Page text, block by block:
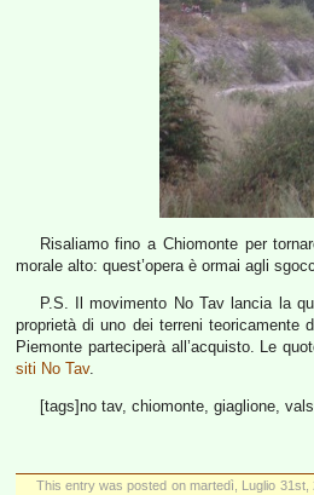
Risaliamo fino a Chiomonte per
morale alto: quest’opera è ormai agli
P.S. Il movimento No Tav lancia la
proprietà di uno dei terreni
Piemonte parteciperà all’acquisto. Le
siti No Tav.
[tags]no tav, chiomonte, giaglione,
This entry was posted on martedì, Luglio